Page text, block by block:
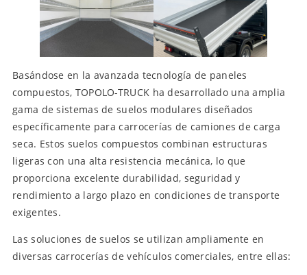
Basándose en la avanzada tecnología de paneles
compuestos, TOPOLO-TRUCK ha desarrollado una amplia
gama de sistemas de suelos modulares diseñados
específicamente para carrocerías de camiones de carga
seca. Estos suelos compuestos combinan estructuras
ligeras con una alta resistencia mecánica, lo que
proporciona excelente durabilidad, seguridad y
rendimiento a largo plazo en condiciones de transporte
exigentes.
Las soluciones de suelos se utilizan ampliamente en
diversas carrocerías de vehículos comerciales, entre ellas: